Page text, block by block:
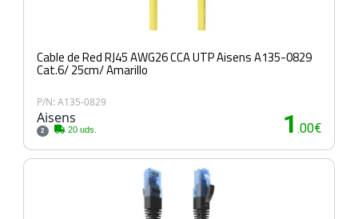
Cable de Red RJ45 AWG26 CCA UTP Aisens A135-0829
Cat.6/ 25cm/ Amarillo
P/N: A135-0829
Aisens
2 20 uds. 1 .00€